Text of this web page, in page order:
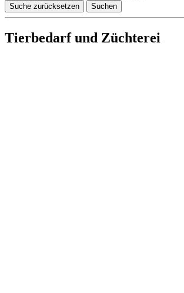
Suche zurücksetzen Suchen
Tierbedarf und Züchterei